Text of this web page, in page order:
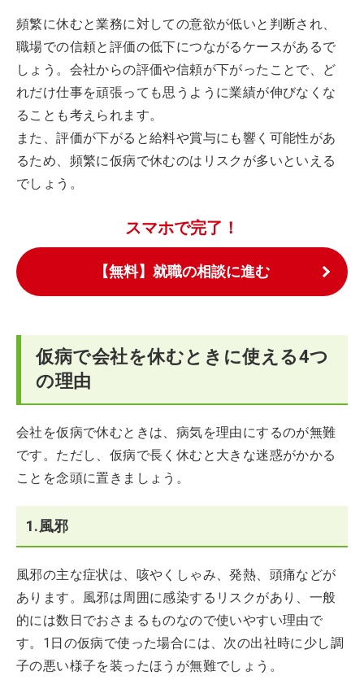
頻繁に休むと業務に対しての意欲が低いと判断され、
職場での信頼と評価の低下につながるケースがあるで
しょう。会社からの評価や信頼が下がったことで、ど
れだけ仕事を頑張っても思うように業績が伸びなくな
ることも考えられます。
また、評価が下がると給料や賞与にも響く可能性があ
るため、頻繁に仮病で休むのはリスクが多いといえる
でしょう。
スマホで完了！
【無料】就職の相談に進む
仮病で会社を休むときに使える4つ
の理由
会社を仮病で休むときは、病気を理由にするのが無難
です。ただし、仮病で長く休むと大きな迷惑がかかる
ことを念頭に置きましょう。
1.風邪
風邪の主な症状は、咳やくしゃみ、発熱、頭痛などが
あります。風邪は周囲に感染するリスクがあり、一般
的には数日でおさまるものなので使いやすい理由で
す。1日の仮病で使った場合には、次の出社時に少し調
子の悪い様子を装ったほうが無難でしょう。